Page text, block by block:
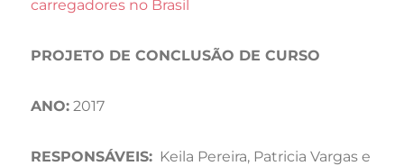
carregadores no Brasil
PROJETO DE CONCLUSÃO DE CURSO
ANO: 2017
RESPONSÁVEIS: Keila Pereira, Patricia Vargas e